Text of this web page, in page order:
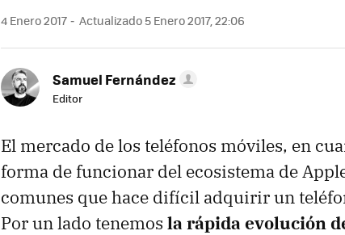
4 Enero 2017 Actualizado 5 Enero 2017, 22:06
Samuel Fernández
Editor
El mercado de los teléfonos móviles, en
forma de funcionar del ecosistema de
comunes que hace difícil adquirir un
Por un lado tenemos la rápida evolución